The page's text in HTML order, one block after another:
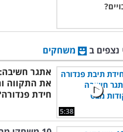
נצפים ב משחקים
5:38
אתגר
את התקווה
חידת